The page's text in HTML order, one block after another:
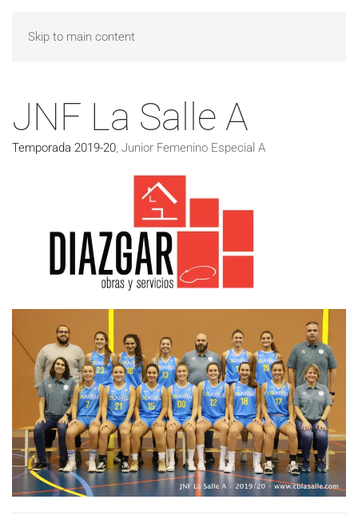
Skip to main content
JNF La Salle A
Temporada 2019-20, Junior Femenino Especial A